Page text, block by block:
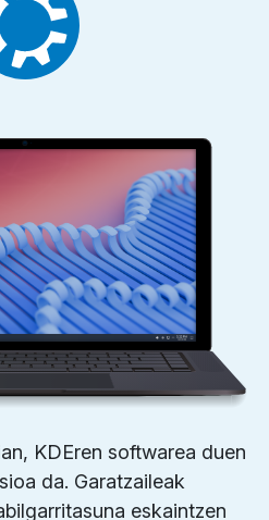
KDEren softwarea duen
da. Garatzaileak
eskaintzen